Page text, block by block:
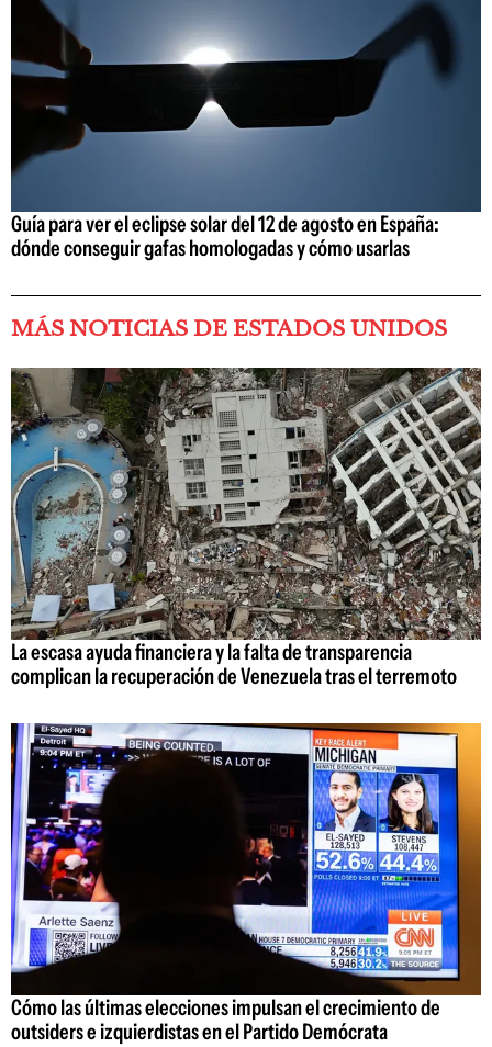
Guía para ver el eclipse solar del 12 de agosto en España:
dónde conseguir gafas homologadas y cómo usarlas
MÁS NOTICIAS DE ESTADOS UNIDOS
La escasa ayuda financiera y la falta de transparencia
complican la recuperación de Venezuela tras el terremoto
Cómo las últimas elecciones impulsan el crecimiento de
outsiders e izquierdistas en el Partido Demócrata